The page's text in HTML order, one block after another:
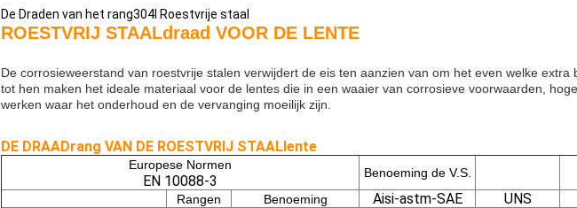
De Draden van het rang304l Roestvrije staal
ROESTVRIJ STAALdraad VOOR DE LENTE
De corrosieweerstand van roestvrije stalen verwijdert de eis ten aanzien van om het even welke extra
tot hen maken het ideale materiaal voor de lentes die in een waaier van corrosieve voorwaarden,
werken waar het onderhoud en de vervanging moeilijk zijn.
DE DRAADrang VAN DE ROESTVRIJ STAALlente
Europese Normen
EN 10088-3 Benoeming de V.S.
Rangen
Benoeming Aisi-astm-SAE UNS